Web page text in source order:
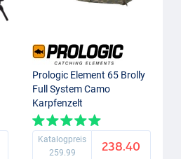
Prologic Element 65 Brolly
Full System Camo
Karpfenzelt
Katalogpreis
259.99
238.40